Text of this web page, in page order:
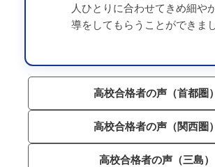
人ひとりに合わせてきめ細や
導をしてもらうことができまし
高校合格者の声（首都圏）
高校合格者の声（関西圏）
高校合格者の声（三島）